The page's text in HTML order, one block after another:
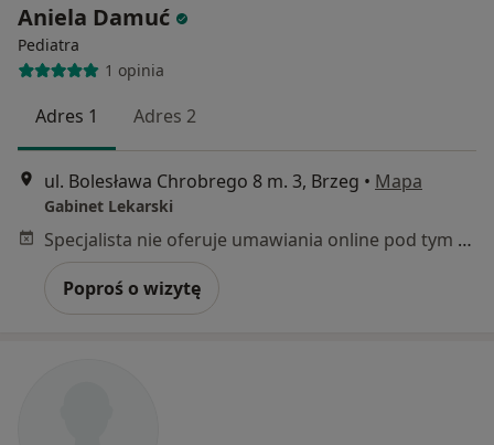
Aniela Damuć
Pediatra
1 opinia
Adres 1 Adres 2
ul. Bolesława Chrobrego 8 m. 3, Brzeg • Mapa
Gabinet Lekarski
Specjalista nie oferuje umawiania online pod tym adresem.
Poproś o wizytę